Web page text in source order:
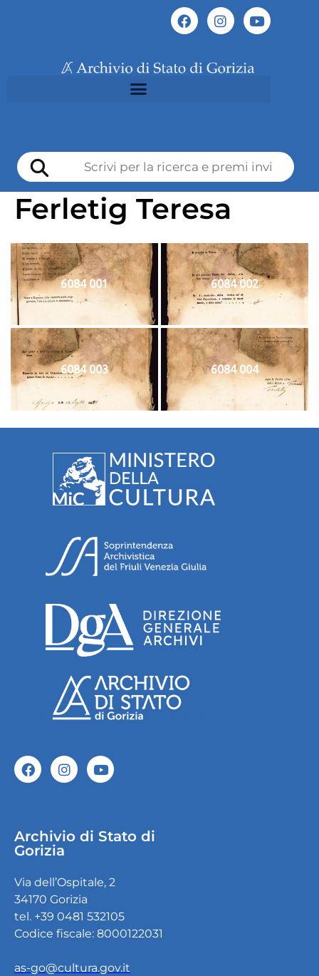
Ferletig Teresa
6084 001 6084 002
6084 003 6084 004
Archivio di Stato di
Gorizia
Via dell’Ospitale, 2
34170 Gorizia
tel. +39 0481 532105
Codice fiscale: 8000122031
as-go@cultura.gov.it